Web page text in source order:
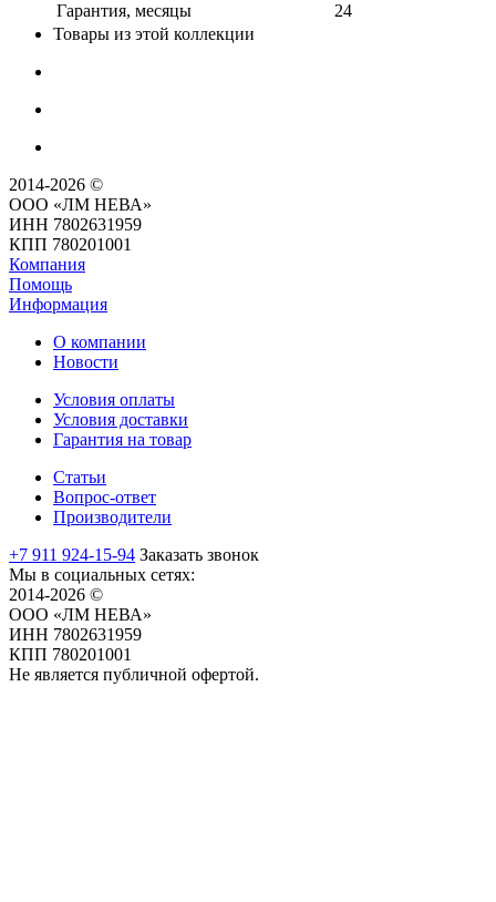
Гарантия, месяцы
24
Товары из этой коллекции
2014-2026 ©
ООО «ЛМ НЕВА»
ИНН 7802631959
КПП 780201001
Компания
Помощь
Информация
О компании
Новости
Условия оплаты
Условия доставки
Гарантия на товар
Статьи
Вопрос-ответ
Производители
+7 911 924-15-94 Заказать звонок
Мы в социальных сетях:
2014-2026 ©
ООО «ЛМ НЕВА»
ИНН 7802631959
КПП 780201001
Не является публичной офертой.